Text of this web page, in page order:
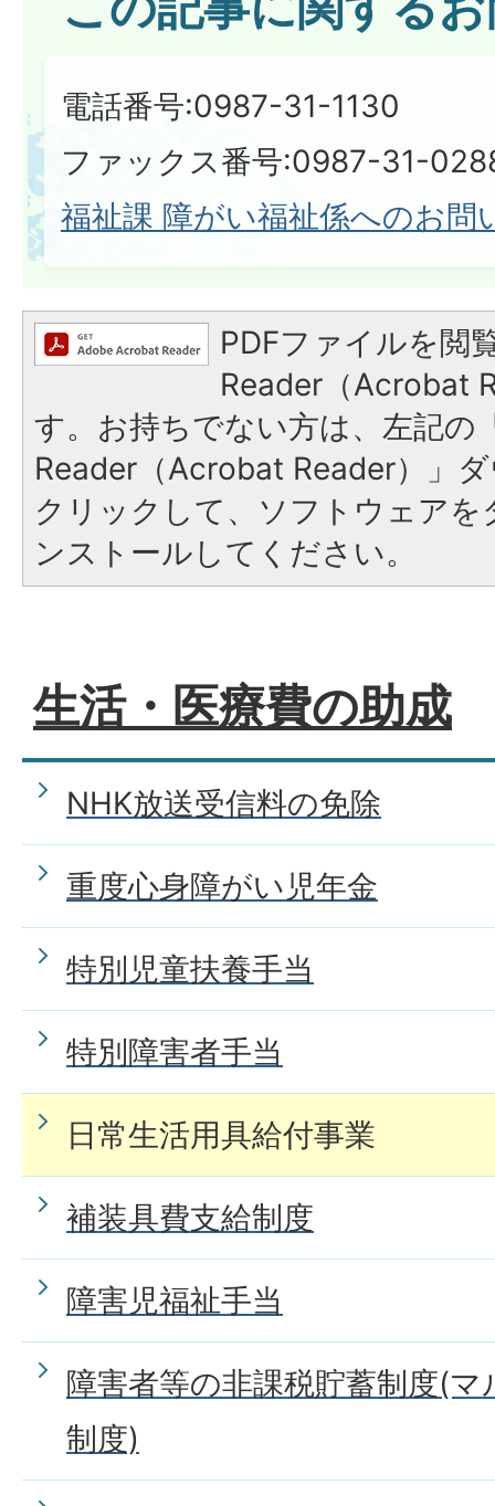
電話番号:0987-31-1130
ファックス番号:0987-31-
福祉課 障がい福祉係へのお問
PDFファイルを閲
Reader（Acrobat
す。お持ちでない方は、左記の
Reader（Acrobat Reader）」
クリックして、ソフトウェア
ンストールしてください。
生活・医療費の助成
NHK放送受信料の免除
重度心身障がい児年金
特別児童扶養手当
特別障害者手当
日常生活用具給付事業
補装具費支給制度
障害児福祉手当
障害者等の非課税貯蓄制度(
制度)